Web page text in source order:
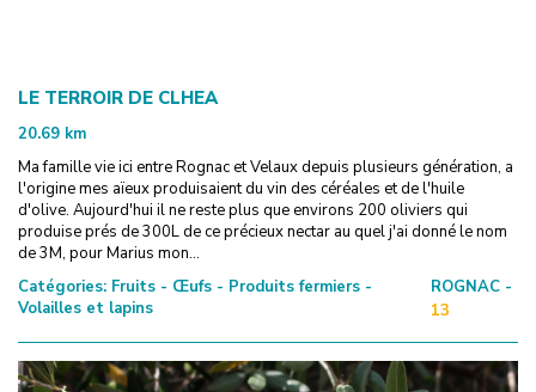
LE TERROIR DE CLHEA
20.69 km
Ma famille vie ici entre Rognac et Velaux depuis plusieurs génération, a
l'origine mes aïeux produisaient du vin des céréales et de l'huile
d'olive. Aujourd'hui il ne reste plus que environs 200 oliviers qui
produise prés de 300L de ce précieux nectar au quel j'ai donné le nom
de 3M, pour Marius mon...
Catégories: Fruits - Œufs - Produits fermiers -
Volailles et lapins
ROGNAC -
13